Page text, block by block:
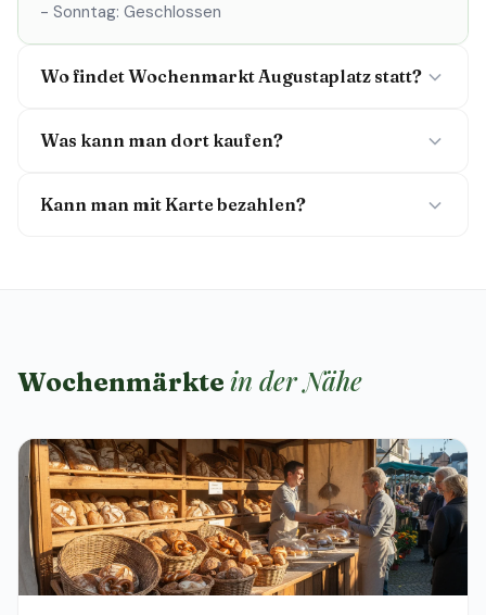
- Sonntag: Geschlossen
Wo findet Wochenmarkt Augustaplatz statt?
Was kann man dort kaufen?
Kann man mit Karte bezahlen?
Wochenmärkte in der Nähe